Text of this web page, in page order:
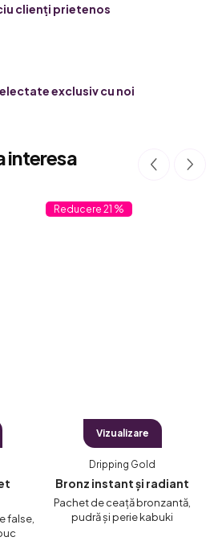
clienți prietenos
exclusiv cu noi
interesa
false,
21 %
Bronz instant și radiant
Dripping Gold
Vizualizare
Pachet de ceață bronzantă,
pudră și perie kabuki